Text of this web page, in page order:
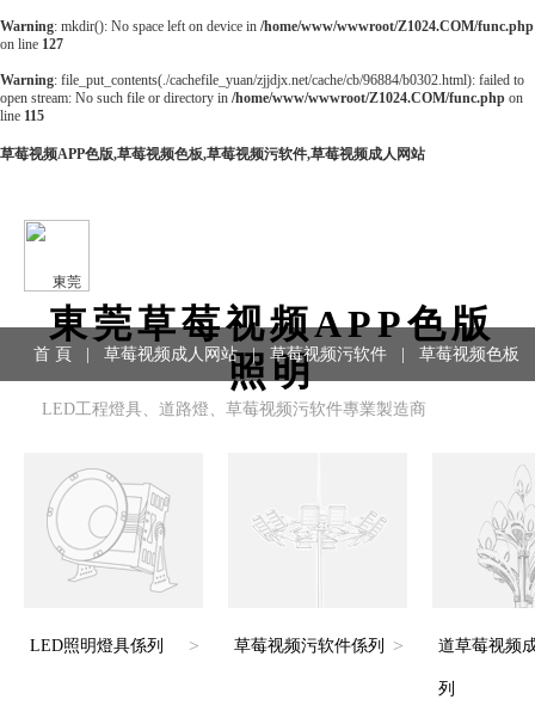
Warning: mkdir(): No space left on device in /home/www/wwwroot/Z1024.COM/func.php
on line 127
Warning: file_put_contents(./cachefile_yuan/zjjdjx.net/cache/cb/96884/b0302.html): failed to
open stream: No such file or directory in /home/www/wwwroot/Z1024.COM/func.php on
line 115
草莓视频APP色版,草莓视频色板,草莓视频污软件,草莓视频成人网站
東莞草莓视频APP色版
照明
LED工程燈具、道路燈、草莓视频污软件專業製造商
首 頁 草莓视频成人网站 | 草莓视频污软件 草莓视频色板
LED照明燈具係列 > 草莓视频污软件係列 > 道草莓视频
列